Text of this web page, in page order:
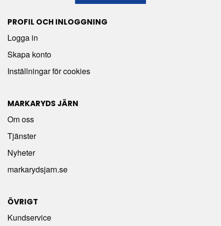
PROFIL OCH INLOGGNING
Logga in
Skapa konto
Inställningar för cookies
MARKARYDS JÄRN
Om oss
Tjänster
Nyheter
markarydsjarn.se
ÖVRIGT
Kundservice